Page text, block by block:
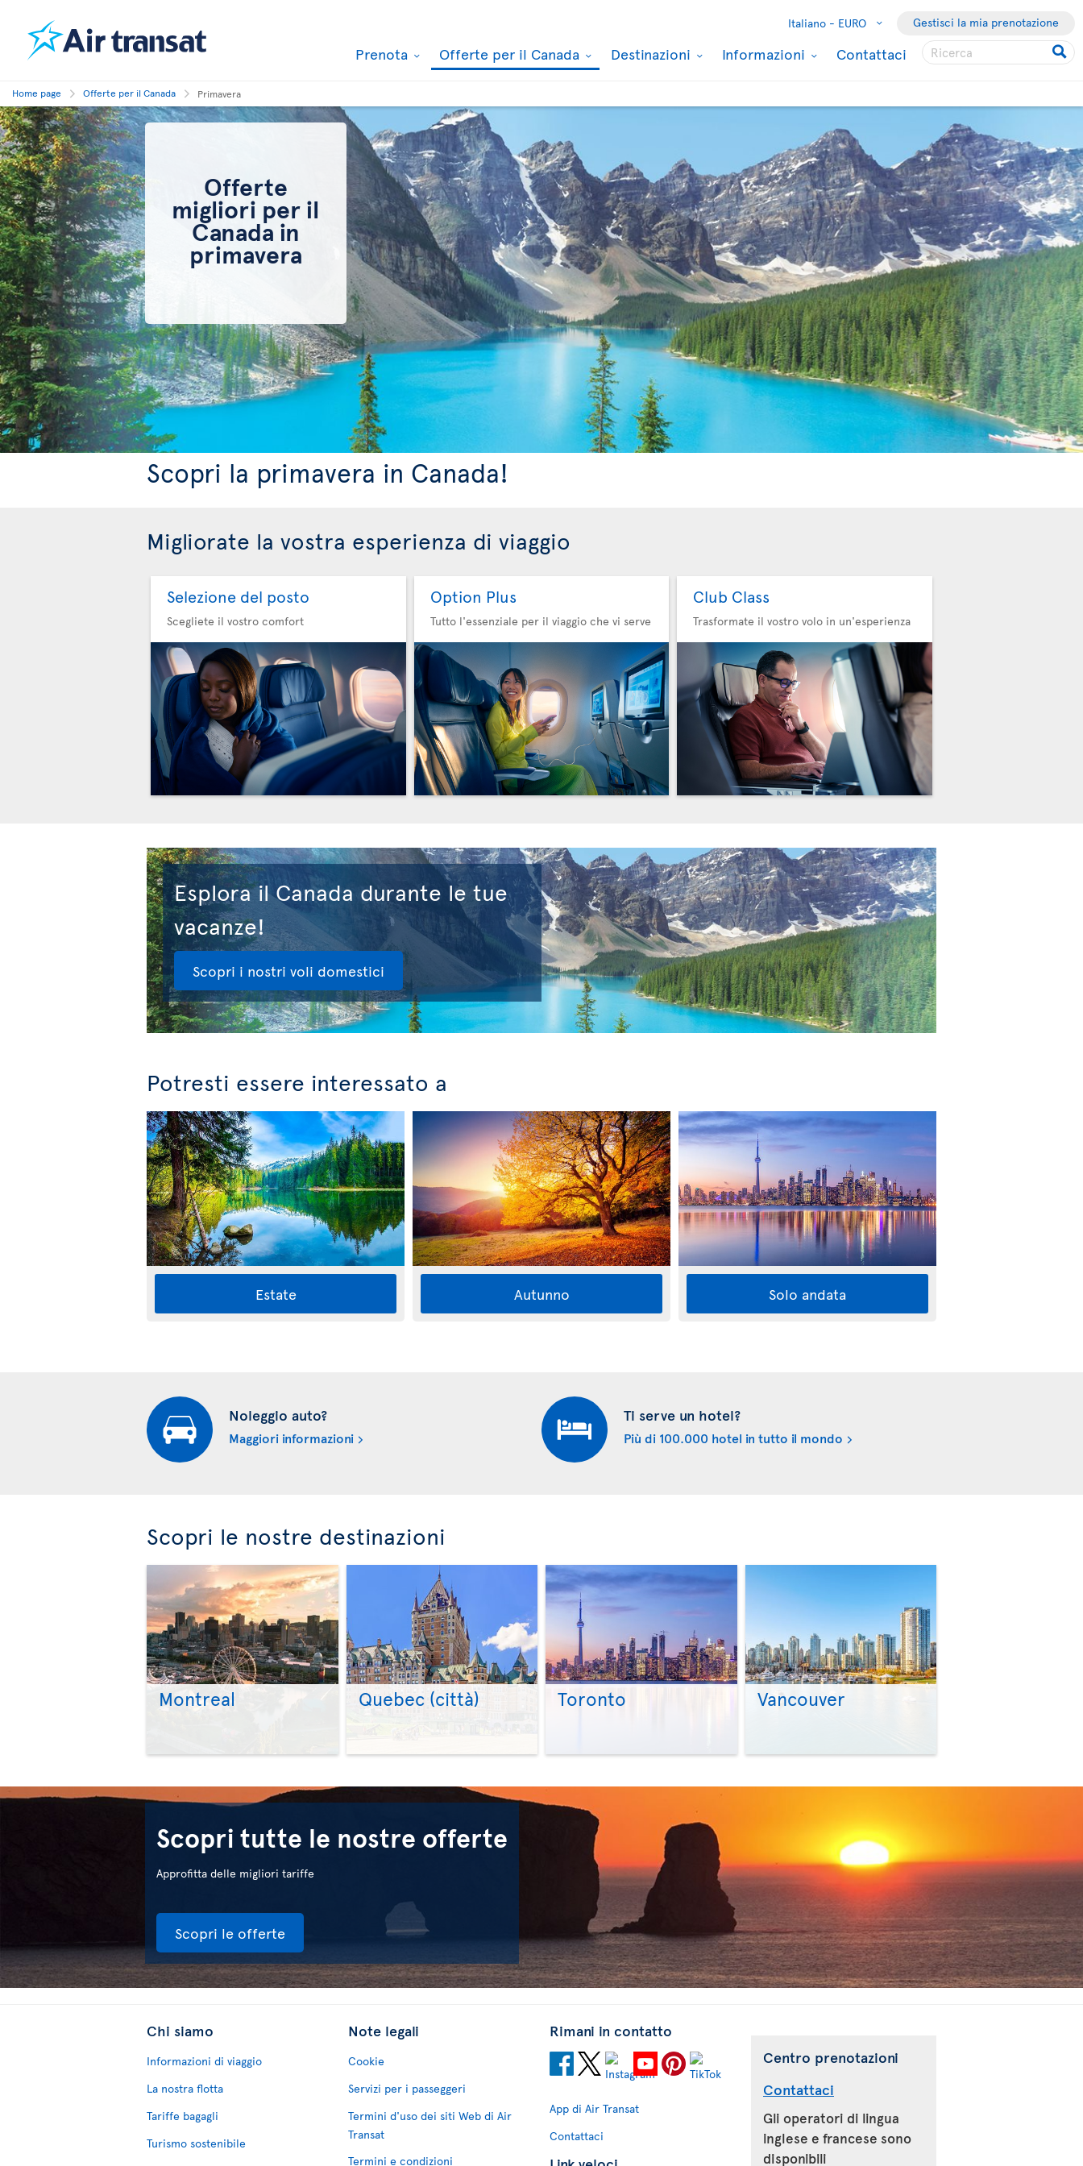
Italiano - EURO Gestisci la mia prenotazione
Prenota Offerte per il Canada Destinazioni Informazioni Contattaci
Home page Offerte per il Canada Primavera
Offerte
migliori per il
Canada in
primavera
Scopri la primavera in Canada!
Migliorate la vostra esperienza di viaggio
Selezione del posto
Scegliete il vostro comfort
Option Plus
Tutto l'essenziale per il viaggio che vi serve
Club Class
Trasformate il vostro volo in un'esperienza
Esplora il Canada durante le tue
vacanze!
Scopri i nostri voli domestici
Potresti essere interessato a
Estate Autunno Solo andata
Noleggio auto?
Maggiori informazioni
Ti serve un hotel?
Più di 100.000 hotel in tutto il mondo
Scopri le nostre destinazioni
Montreal Quebec (città) Toronto Vancouver
Scopri tutte le nostre offerte
Approfitta delle migliori tariffe
Scopri le offerte
Chi siamo
Informazioni di viaggio
La nostra flotta
Tariffe bagagli
Turismo sostenibile
Note legali
Cookie
Servizi per i passeggeri
Termini d'uso dei siti Web di Air
Transat
Termini e condizioni
Rimani in contatto
App di Air Transat
Contattaci
Centro prenotazioni
Contattaci
Gli operatori di lingua
inglese e francese sono
disponibili